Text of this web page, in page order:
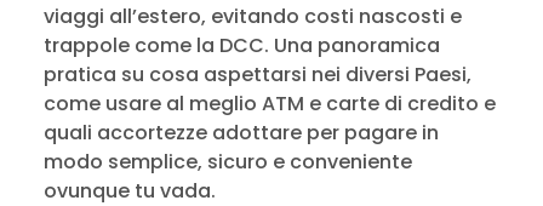
viaggi all’estero, evitando costi nascosti e
trappole come la DCC. Una panoramica
pratica su cosa aspettarsi nei diversi Paesi,
come usare al meglio ATM e carte di credito e
quali accortezze adottare per pagare in
modo semplice, sicuro e conveniente
ovunque tu vada.